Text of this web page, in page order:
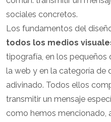
sociales concretos.
Los fundamentos del
todos los medios
tipografía, en los
la web y en la categoría de
adivinado. Todos ellos
transmitir un mensaje
como hemos mencionado,